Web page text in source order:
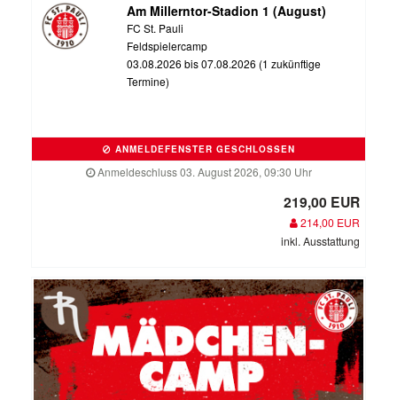
Am Millerntor-Stadion 1 (August)
FC St. Pauli
Feldspielercamp
03.08.2026 bis 07.08.2026 (1 zukünftige
Termine)
ANMELDEFENSTER GESCHLOSSEN
Anmeldeschluss 03. August 2026, 09:30 Uhr
219,00 EUR
214,00 EUR
inkl. Ausstattung